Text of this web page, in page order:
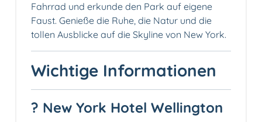
Fahrrad und erkunde den Park auf eigene
Faust. Genieße die Ruhe, die Natur und die
tollen Ausblicke auf die Skyline von New York.
Wichtige Informationen
? New York Hotel Wellington